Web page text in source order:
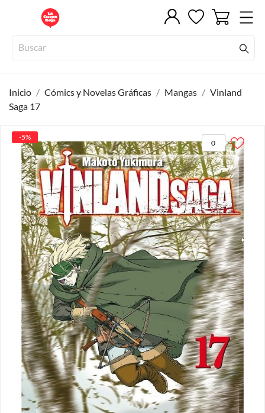
Inicio Cómics y Novelas Gráficas Mangas
Vinland
Saga 17
0
-5%